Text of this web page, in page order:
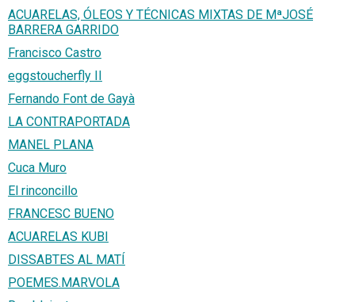
ACUARELAS, ÓLEOS Y TÉCNICAS MIXTAS DE MªJOSÉ
BARRERA GARRIDO
Francisco Castro
eggstoucherfly II
Fernando Font de Gayà
LA CONTRAPORTADA
MANEL PLANA
Cuca Muro
El rinconcillo
FRANCESC BUENO
ACUARELAS KUBI
DISSABTES AL MATÍ
POEMES.MARVOLA